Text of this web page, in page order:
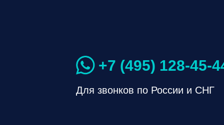
Для звонков по России и СНГ
+7 (495) 128-45-